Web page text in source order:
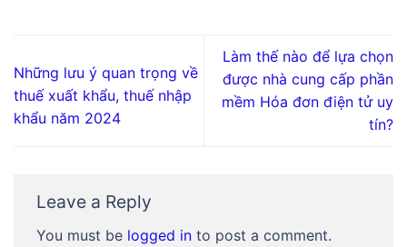
Những lưu ý quan trọng về
thuế xuất khẩu, thuế nhập
khẩu năm 2024
Làm thế nào để lựa chọn
được nhà cung cấp phần
mềm Hóa đơn điện tử uy
tín?
Leave a Reply
You must be logged in to post a comment.